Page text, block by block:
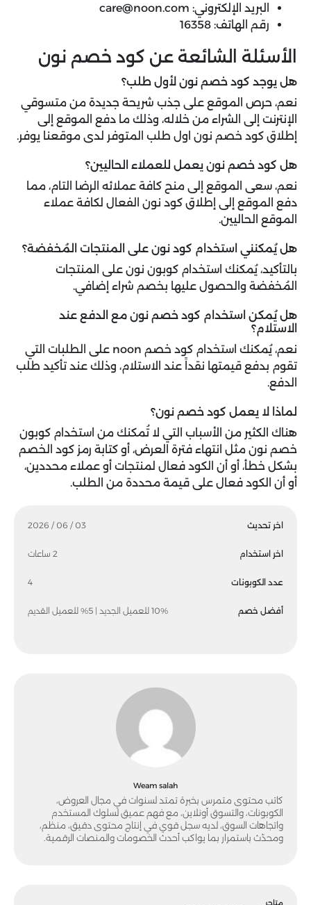
اخر تحديث 03 / 06 / 2026
اخر استخدام 2 ساعات
عدد الكوبونات 4
أفضل خصم 10% للعميل الجديد | 5% للعميل القديم
Weam salah
كاتب محتوى متمرس بخبرة تمتد لسنوات في مجال العروض،
الكوبونات، والتسوق أونلاين، مع فهم عميق لسلوك المستخدم
واتجاهات السوق، لديه سجل قوي في إنتاج محتوى دقيق، منظم،
ومحدّث باستمرار بما يواكب أحدث الخصومات والمنصات الرقمية.
متاجر
البريد الإلكتروني: care@noon.com
رقم الهاتف: 16358
الأسئلة الشائعة عن كود خصم نون
هل يوجد كود خصم نون لأول طلب؟
نعم، حرص الموقع على جذب شريحة جديدة من متسوقي
الإنترنت إلى الشراء من خلاله، وذلك ما دفع الموقع إلى
إطلاق كود خصم نون اول طلب المتوفر لدى موقعنا يوفر.
هل كود خصم نون يعمل للعملاء الحاليين؟
نعم، سعى الموقع إلى منح كافة عملائه الرضا التام، مما
دفع الموقع إلى إطلاق كود نون الفعال لكافة عملاء
الموقع الحاليين.
هل يُمكنني استخدام كود نون على المنتجات المُخفضة؟
بالتأكيد، يُمكنك استخدام كوبون نون على المنتجات
المُخفضة والحصول عليها بخصم شراء إضافي.
هل يُمكن استخدام كود خصم نون مع الدفع عند
الاستلام؟
نعم، يُمكنك استخدام كود خصم noon على الطلبات التي
تقوم بدفع قيمتها نقداً عند الاستلام، وذلك عند تأكيد طلب
الدفع.
لماذا لا يعمل كود خصم نون؟
هناك الكثير من الأسباب التي لا تُمكنك من استخدام كوبون
خصم نون مثل انتهاء فترة العرض، أو كتابة رمز كود الخصم
بشكل خطأ، أو أن الكود فعال لمنتجات أو عملاء محددين،
أو أن الكود فعال على قيمة محددة من الطلب.